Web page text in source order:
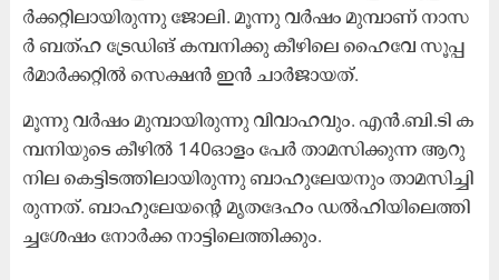
ർ​ക്ക​റ്റി​ലാ​യി​രു​ന്നു ജോ​ലി. മൂ​ന്നു വ​ർ​ഷം മു​മ്പാ​ണ് നാ​സ​
ർ ബ​ത്ഹ ട്രേ​ഡി​ങ് ക​മ്പ​നി​ക്കു കീ​ഴി​ലെ ഹൈ​വേ സൂ​പ്പ​
ർ​മാ​ർ​ക്ക​റ്റി​ൽ സെ​ക്ഷ​ൻ ഇ​ൻ ചാ​ർ​ജാ​യ​ത്.
മൂ​ന്നു വ​ർ​ഷം മു​മ്പാ​യി​രു​ന്നു വി​വാ​ഹ​വും. എ​ൻ.​ബി.​ടി ക​
മ്പ​നി​യു​ടെ കീ​ഴി​ൽ 140ഓ​ളം പേ​ർ താ​മ​സി​ക്കു​ന്ന ആ​റു​
നി​ല കെ​ട്ടി​ട​ത്തി​ലാ​യി​രു​ന്നു ബാ​ഹു​ലേ​യ​നും താ​മ​സി​ച്ചി​
രു​ന്ന​ത്. ബാ​ഹു​ലേ​യ​ന്റെ മൃ​ത​ദേ​ഹം ഡ​ൽ​ഹി​യി​ലെ​ത്തി​
ച്ച​ശേ​ഷം നോ​ർ​ക്ക നാ​ട്ടി​ലെ​ത്തി​ക്കും.